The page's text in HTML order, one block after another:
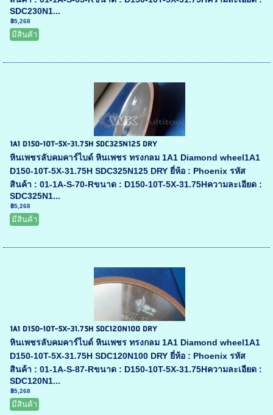
SDC230N1...
฿5,268
มีสินค้า
1A1 D150-10T-5X-31.75H SDC325N125 DRY
หินเพชรลับคมคาร์ไบด์ หินเพชร ทรงกลม 1A1 Diamond wheel1A1
D150-10T-5X-31.75H SDC325N125 DRY ยี่ห้อ : Phoenix รหัส
สินค้า : 01-1A-S-70-Rขนาด : D150-10T-5X-31.75Hความละเอียด :
SDC325N1...
฿5,268
มีสินค้า
1A1 D150-10T-5X-31.75H SDC120N100 DRY
หินเพชรลับคมคาร์ไบด์ หินเพชร ทรงกลม 1A1 Diamond wheel1A1
D150-10T-5X-31.75H SDC120N100 DRY ยี่ห้อ : Phoenix รหัส
สินค้า : 01-1A-S-87-Rขนาด : D150-10T-5X-31.75Hความละเอียด :
SDC120N1...
฿5,268
มีสินค้า